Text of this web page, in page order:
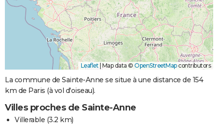
Leaflet Map data © OpenStreetMapcontributors
La commune de Sainte-Anne se situe à une distance de 154
km de Paris (à vol d'oiseau).
Villes proches de Sainte-Anne
Villerable (3.2 km)